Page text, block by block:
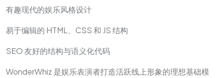
有趣现代的娱乐风格设计
易于编辑的 HTML、CSS 和 JS 结构
SEO 友好的结构与语义化代码
WonderWhiz 是娱乐表演者打造活跃线上形象的理想基础模